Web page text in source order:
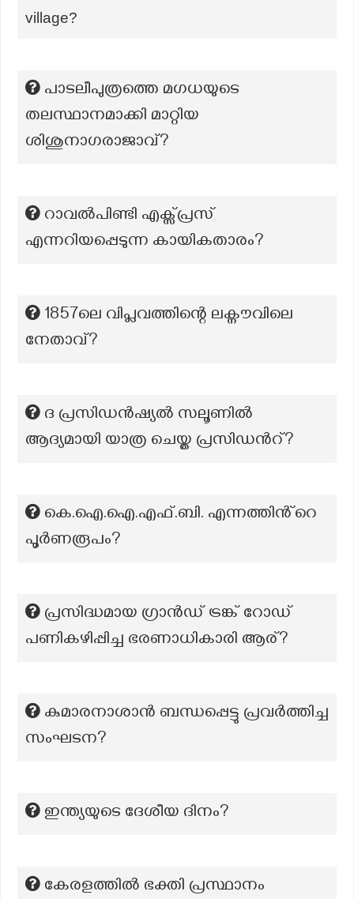
village?
പാടലീപുത്രത്തെ മഗധയുടെ
തലസ്ഥാനമാക്കി മാറ്റിയ
ശിശുനാഗരാജാവ്?
റാവൽപിണ്ടി എക്സ്പ്രസ്
എന്നറിയപ്പെടുന്ന കായികതാരം?
1857ലെ വിപ്ലവത്തിന്റെ ലക്നൗവിലെ
നേതാവ്?
ദ പ്രസിഡൻഷ്യൽ സലൂണില്‍
ആദ്യമായി യാത്ര ചെയ്ത പ്രസിഡന്‍റ്?
കെ.ഐ.ഐ.എഫ്.ബി. എന്നത്തിൻ്റെ
പൂർണരൂപം?
പ്രസിദ്ധമായ ഗ്രാൻഡ് ട്രങ്ക് റോഡ്
പണികഴിപ്പിച്ച ഭരണാധികാരി ആര്?
കുമാരനാശാൻ ബന്ധപ്പെട്ടു പ്രവർത്തിച്ച
സംഘടന?
ഇന്ത്യയുടെ ദേശീയ ദിനം?
കേരളത്തിൽ ഭക്തി പ്രസ്ഥാനം